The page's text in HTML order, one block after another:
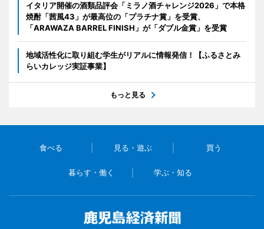
イタリア開催の酒類品評会「ミラノ酒チャレンジ2026」で本格
焼酎「茜風43」が最高位の「プラチナ賞」を受賞、
「ARAWAZA BARREL FINISH」が「ダブル金賞」を受賞
地域活性化に取り組む学生がリアルに情報発信！【ふるさとみ
らいカレッジ実証事業】
もっと見る
食べる 見る・遊ぶ 買う
暮らす・働く 学ぶ・知る